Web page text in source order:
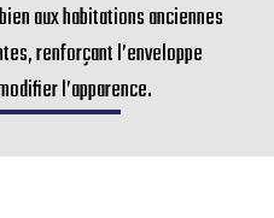
aux habitations anciennes
renforçant l’enveloppe
l’apparence.